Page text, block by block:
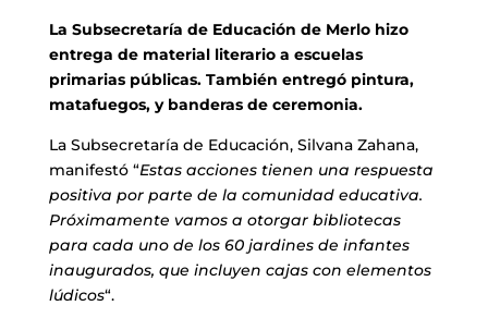
La Subsecretaría de Educación de Merlo hizo
entrega de material literario a escuelas
primarias públicas. También entregó pintura,
matafuegos, y banderas de ceremonia.
La Subsecretaría de Educación, Silvana Zahana,
manifestó “Estas acciones tienen una respuesta
positiva por parte de la comunidad educativa.
Próximamente vamos a otorgar bibliotecas
para cada uno de los 60 jardines de infantes
inaugurados, que incluyen cajas con elementos
lúdicos“.